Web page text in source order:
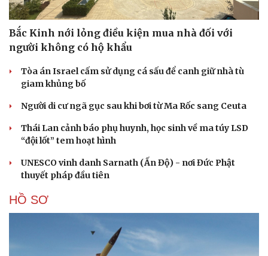
Bắc Kinh nới lỏng điều kiện mua nhà đối với
người không có hộ khẩu
Tòa án Israel cấm sử dụng cá sấu để canh giữ nhà tù
giam khủng bố
Người di cư ngã gục sau khi bơi từ Ma Rốc sang Ceuta
Thái Lan cảnh báo phụ huynh, học sinh về ma túy LSD
“đội lốt” tem hoạt hình
UNESCO vinh danh Sarnath (Ấn Độ) - nơi Đức Phật
thuyết pháp đầu tiên
HỒ SƠ